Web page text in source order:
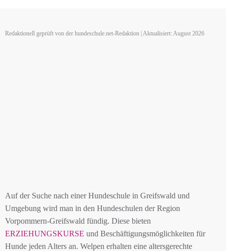
Redaktionell geprüft von der hundeschule.net-Redaktion | Aktualisiert: August 2026
Auf der Suche nach einer Hundeschule in Greifswald und
Umgebung wird man in den Hundeschulen der Region
Vorpommern-Greifswald fündig. Diese bieten
ERZIEHUNGSKURSE und Beschäftigungsmöglichkeiten für
Hunde jeden Alters an. Welpen erhalten eine altersgerechte